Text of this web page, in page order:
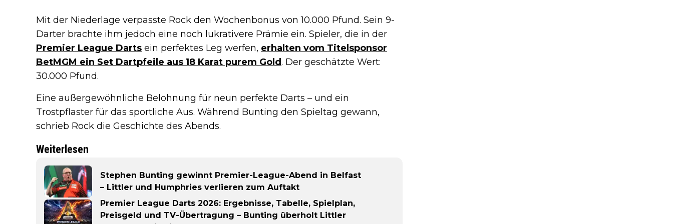
Mit der Niederlage verpasste Rock den Wochenbonus von 10.000 Pfund. Sein 9-
Darter brachte ihm jedoch eine noch lukrativere Prämie ein. Spieler, die in der
Premier League Darts ein perfektes Leg werfen, erhalten vom Titelsponsor
BetMGM ein Set Dartpfeile aus 18 Karat purem Gold. Der geschätzte Wert:
30.000 Pfund.
Eine außergewöhnliche Belohnung für neun perfekte Darts – und ein
Trostpflaster für das sportliche Aus. Während Bunting den Spieltag gewann,
schrieb Rock die Geschichte des Abends.
Weiterlesen
Stephen Bunting gewinnt Premier-League-Abend in Belfast
– Littler und Humphries verlieren zum Auftakt
Premier League Darts 2026: Ergebnisse, Tabelle, Spielplan,
Preisgeld und TV-Übertragung – Bunting überholt Littler